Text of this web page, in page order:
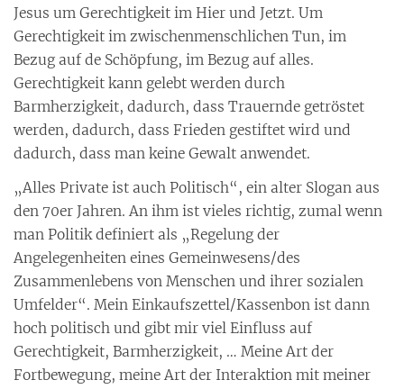
Jesus um Gerechtigkeit im Hier und Jetzt. Um
Gerechtigkeit im zwischenmenschlichen Tun, im
Bezug auf de Schöpfung, im Bezug auf alles.
Gerechtigkeit kann gelebt werden durch
Barmherzigkeit, dadurch, dass Trauernde getröstet
werden, dadurch, dass Frieden gestiftet wird und
dadurch, dass man keine Gewalt anwendet.
„Alles Private ist auch Politisch“, ein alter Slogan aus
den 70er Jahren. An ihm ist vieles richtig, zumal wenn
man Politik definiert als „Regelung der
Angelegenheiten eines Gemeinwesens/des
Zusammenlebens von Menschen und ihrer sozialen
Umfelder“. Mein Einkaufszettel/Kassenbon ist dann
hoch politisch und gibt mir viel Einfluss auf
Gerechtigkeit, Barmherzigkeit, … Meine Art der
Fortbewegung, meine Art der Interaktion mit meiner